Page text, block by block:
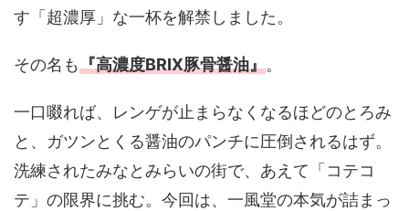
す「超濃厚」な一杯を解禁しました。
その名も『高濃度BRIX豚骨醤油』。
一口啜れば、レンゲが止まらなくなるほどのとろみ
と、ガツンとくる醤油のパンチに圧倒されるはず。
洗練されたみなとみらいの街で、あえて「コテコ
テ」の限界に挑む。今回は、一風堂の本気が詰まっ